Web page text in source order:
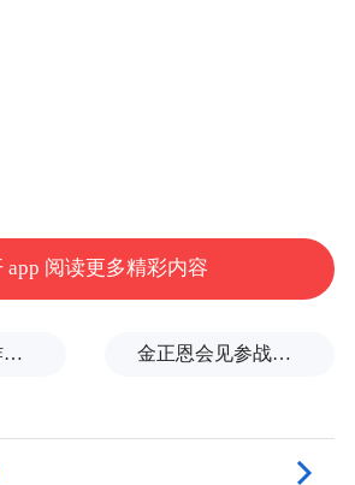
app 阅读更多精彩内容
日本原子弹爆炸亲历者警告高市：想通过战争成为大国，这种想法本身就是错误的 金正恩会见参战老兵和战时立功者